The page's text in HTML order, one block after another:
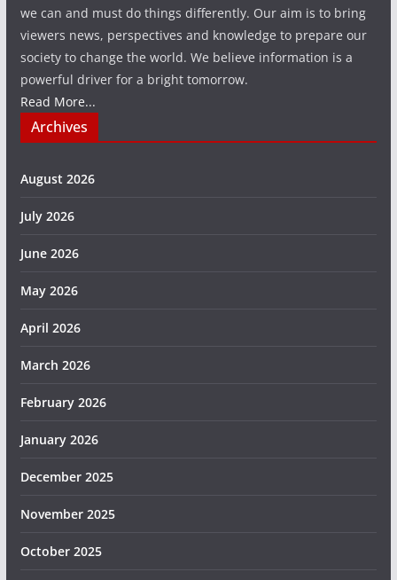
we can and must do things differently. Our aim is to bring
viewers news, perspectives and knowledge to prepare our
society to change the world. We believe information is a
powerful driver for a bright tomorrow.
Read More...
Archives
August 2026
July 2026
June 2026
May 2026
April 2026
March 2026
February 2026
January 2026
December 2025
November 2025
October 2025